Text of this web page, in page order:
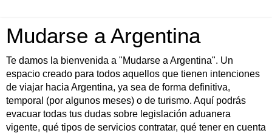
Mudarse a Argentina
Te damos la bienvenida a "Mudarse a Argentina". Un
espacio creado para todos aquellos que tienen intenciones
de viajar hacia Argentina, ya sea de forma definitiva,
temporal (por algunos meses) o de turismo. Aquí podrás
evacuar todas tus dudas sobre legislación aduanera
vigente, qué tipos de servicios contratar, qué tener en cuenta